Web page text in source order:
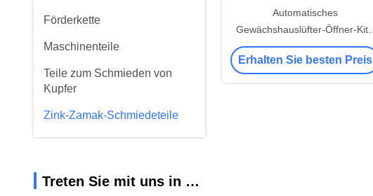
Förderkette
Maschinenteile
Teile zum Schmieden von
Kupfer
Zink-Zamak-Schmiedeteile
Treten Sie mit uns in Verbindung
Automatisches
Gewächshauslüfter-Öffner-Kit -
Verzinktes Stahl-
Zahnstangenantriebssystem
Erhalten Sie besten Preis